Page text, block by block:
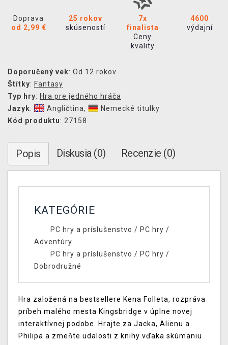
Doprava
od 2,99 €
25 rokov
skúseností
7x
finalista
Ceny
kvality
4600
výdajní
Doporučený vek: Od 12 rokov
Štítky: Fantasy
Typ hry: Hra pre jedného hráča
Jazyk: Angličtina,
Nemecké titulky
Kód produktu: 27158
Popis Diskusia (0) Recenzie (0)
KATEGÓRIE
PC hry a príslušenstvo / PC hry /
Adventúry
PC hry a príslušenstvo / PC hry /
Dobrodružné
Hra založená na bestsellere Kena Folleta, rozpráva
príbeh malého mesta Kingsbridge v úplne novej
interaktívnej podobe. Hrajte za Jacka, Alienu a
Philipa a zmeňte udalosti z knihy vďaka skúmaniu